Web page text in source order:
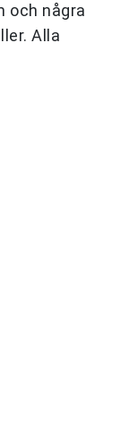
och några
Alla